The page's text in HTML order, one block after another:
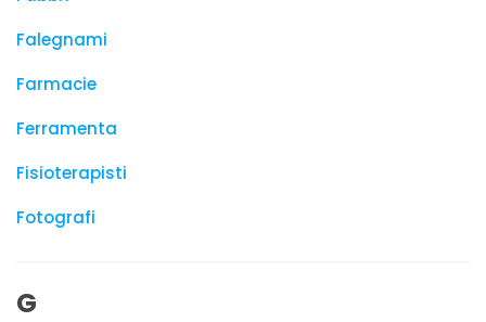
Falegnami
Farmacie
Ferramenta
Fisioterapisti
Fotografi
G